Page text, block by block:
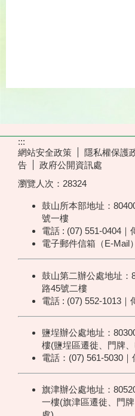
:::
網站安全政策
隱私權保護
告
政府公開資訊處
瀏覽人次： 28324
鼓山所本部地址：
號一樓
電話 : (07) 551-0404｜
電子郵件信箱（E-Mail
鼓山第二辦公處地址：
路45號二樓
電話 : (07) 552-1013｜
鹽埕辦公處地址：
樓(鹽埕區遷徙、門牌
電話：(07) 561-5030
旗津辦公處地址：
一樓(旗津區遷徙、門